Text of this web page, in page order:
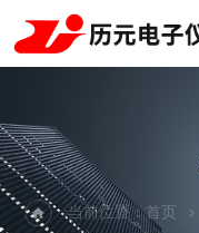
当前位置：首页